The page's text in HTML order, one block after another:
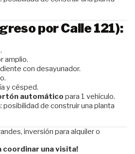
por Calle 121):
amplio.
con desayunador.
y césped.
automático para 1 vehículo.
: posibilidad de construir una planta
inversión para alquiler o
coordinar una visita!